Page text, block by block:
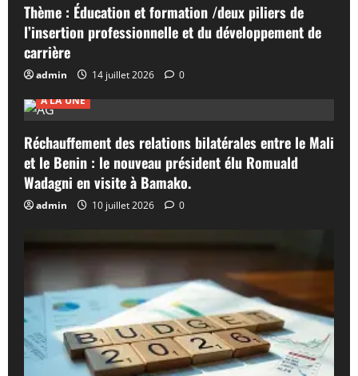
Thème : Éducation et formation /deux piliers de
l’insertion professionnelle et du développement de
carrière
admin 14 juillet 2026
0
A LA UNE
Réchauffement des relations bilatérales entre le Mali
et le Benin : le nouveau président élu Romuald
Wadagni en visite à Bamako.
admin 10 juillet 2026 0